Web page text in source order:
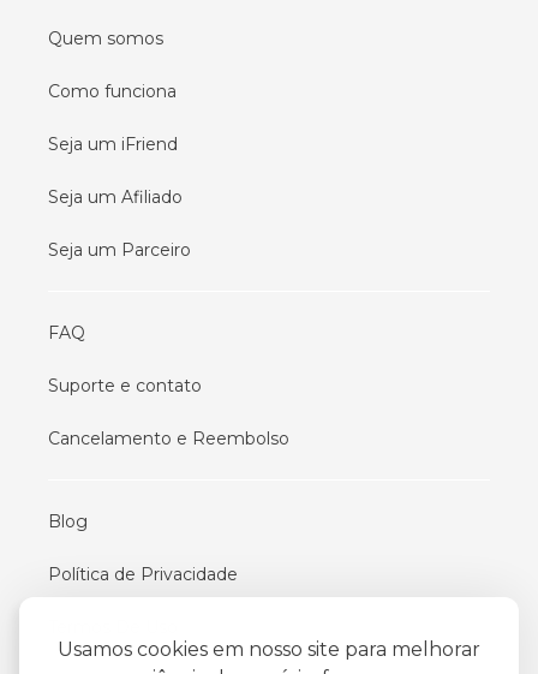
Usamos cookies em nosso site para melhorar
Quem somos
Como funciona
Seja um iFriend
Seja um Afiliado
Seja um Parceiro
FAQ
Suporte e contato
Cancelamento e Reembolso
Blog
Política de Privacidade